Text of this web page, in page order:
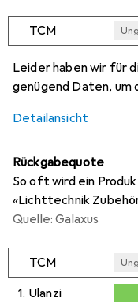
TCM
Leider haben wir für
genügend Daten, um
Detailansicht
Rückgabequote
So oft wird ein
«Lichttechnik
Quelle: Galaxus
TCM
1. Ulanzi